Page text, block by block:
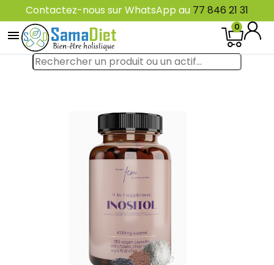
Contactez-nous sur WhatsApp au 77 846 21 31

0